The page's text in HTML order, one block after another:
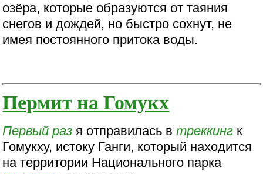
озёра, которые образуются от таяния
снегов и дождей, но быстро сохнут, не
имея постоянного притока воды.
Пермит на Гомукх
Первый раз я отправилась втреккинг к
Гомукху, истоку Ганги, который находится
на территории Национального парка